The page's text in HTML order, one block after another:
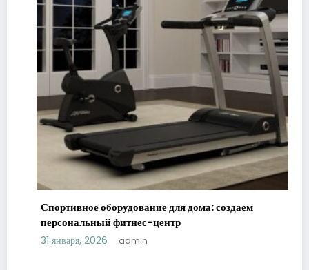
Спортивное оборудование для дома: создаем
персональный фитнес-центр
31 января, 2026 admin